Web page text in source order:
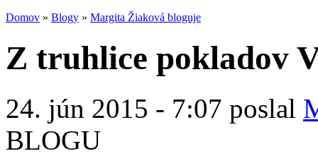
Domov » Blogy » Margita Žiaková bloguje
Z truhlice pokladov
24. jún 2015 - 7:07 poslal
BLOGU